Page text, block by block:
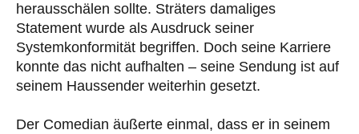
herausschälen sollte. Sträters damaliges
Statement wurde als Ausdruck seiner
Systemkonformität begriffen. Doch seine Karriere
konnte das nicht aufhalten – seine Sendung ist auf
seinem Haussender weiterhin gesetzt.
Der Comedian äußerte einmal, dass er in seinem